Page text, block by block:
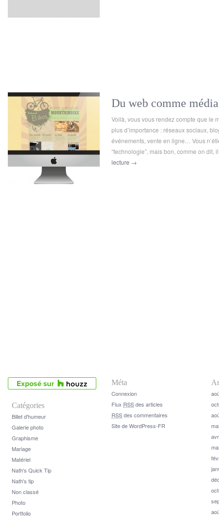
Du web comme
Voilà, vous vous rendez compte que le
plus d’importance : réseaux sociaux,
événements, vente en ligne… Vous
“technologie”, mais bon, comme on
lecture →
Catégories
Billet d'humeur
Galerie photo
Graphisme
Mariage
Matériel
Nath's Quick Tip
Nath's tip
Non classé
Photo
Portfolio
Méta
Connexion
Flux RSSdes articles
RSSdes commentaires
Site de WordPress-FR